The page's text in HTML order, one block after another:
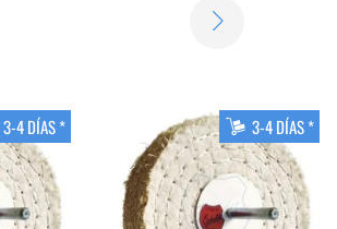
3-4 DÍAS * 3-4 DÍAS *